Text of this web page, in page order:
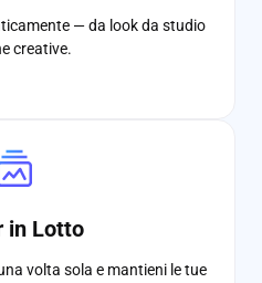
— da look da studio
creative.
in Lotto
volta sola e mantieni le tue